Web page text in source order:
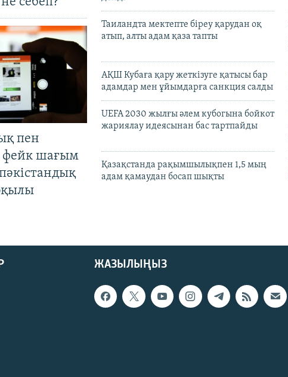
пен
фейк шағым
Таиландта мектепте біреу қарудан оқ
атып, алты адам қаза тапты
АҚШ Кубаға қару жеткізуге қатысы бар
адамдар мен ұйымдарға санкция салды
UEFA 2030 жылғы әлем кубогына бойкот
жариялау идеясынан бас тартпайды
Қазақстанда рақымшылықпен 1,5 мың
адам қамаудан босап шықты
ЖАЗЫЛЫҢЫЗ